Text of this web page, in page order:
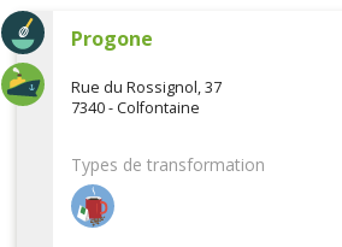
Progone
Rue du Rossignol, 37
7340 - Colfontaine
Types de transformation